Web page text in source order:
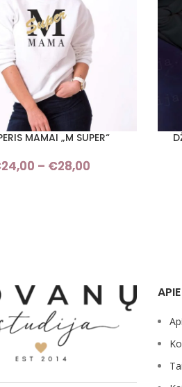
MAMAI „M SUPER“
24,00 – €28,00